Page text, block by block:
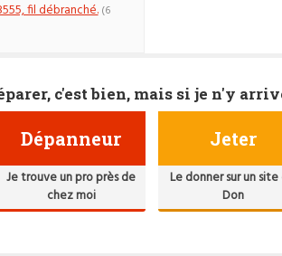
fil débranché. (6
c'est bien, mais si je n'y
Dépanneur
Je trouve un pro près de
chez moi
Jeter
Le donner sur un
Don